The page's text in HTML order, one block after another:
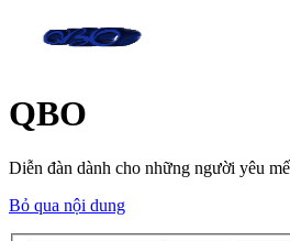
QBO
Diễn đàn dành cho những người yêu
Bỏ qua nội dung